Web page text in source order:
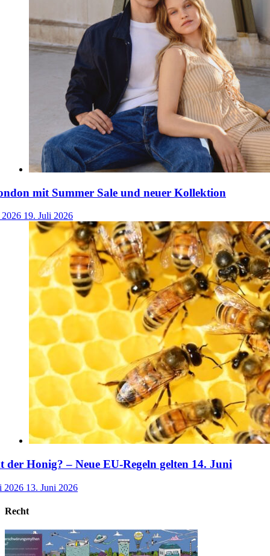
mit Summer Sale und neuer Kollektion
19. Juli 2026
der Honig? – Neue EU-Regeln gelten 14. Juni
2026 13. Juni 2026
Recht